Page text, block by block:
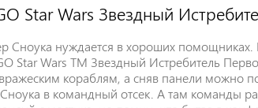
Star Wars Звездный
Сноука нуждается в хороших помощниках.
Star Wars TM Звездный Истребитель
кораблям, а сняв панели можно
в командный отсек. А там команды
товар першими